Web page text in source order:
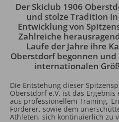
Skisprung
Breitensport
Service
Shop
Der Skiclub 1906
und stolze Tradition
Entwicklung von
Zahlreiche
Laufe der Jahre ihre
Oberstdorf begonnen
internationalen
Die Entstehung dieser
Oberstdorf e.V. ist das
aus professionellem Training,
Förderer, sowie dem
Athleten, sich kontinuierlich zu